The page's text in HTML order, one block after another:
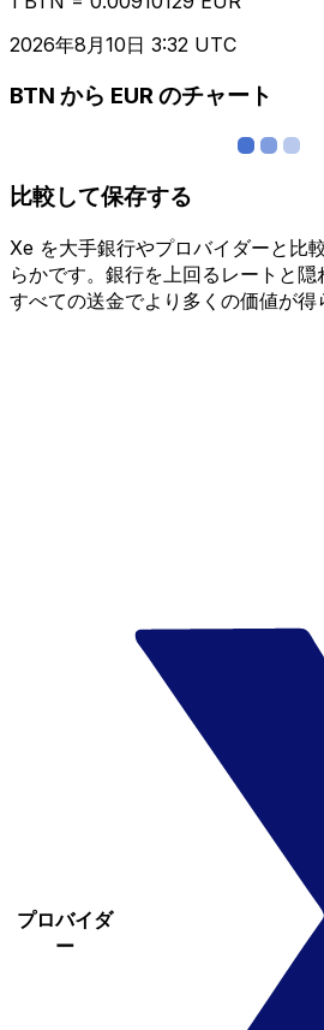
2026年8月10日 3:32 UTC
BTN から EUR のチャート
比較して保存する
Xe を大手銀行やプロバイダーと比
らかです。銀行を上回るレートと隠
すべての送金でより多くの価値が得
プロバイダ
ー